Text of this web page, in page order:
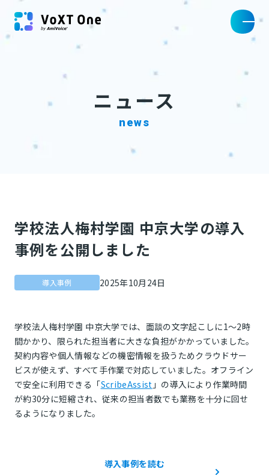
ニュース
news
学校法人梅村学園 中京大学の導入
事例を公開しました
導入事例 2025年10月24日
学校法人梅村学園 中京大学では、面談の文字起こしに1～2時
間かかり、限られた担当者に大きな負担がかかっていました。
契約内容や個人情報などの機密情報を扱うためクラウドサー
ビスが使えず、すべて手作業で対応していました。オフライン
で安全に利用できる「ScribeAssist 」の導入により作業時間
が約30分に短縮され、従来の担当者数でも業務を十分に回せ
るようになりました。
導入事例を読む